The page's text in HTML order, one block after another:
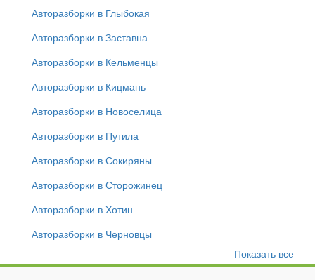
Авторазборки в Глыбокая
Авторазборки в Заставна
Авторазборки в Кельменцы
Авторазборки в Кицмань
Авторазборки в Новоселица
Авторазборки в Путила
Авторазборки в Сокиряны
Авторазборки в Сторожинец
Авторазборки в Хотин
Авторазборки в Черновцы
Показать все